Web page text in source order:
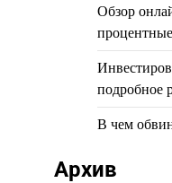
Обзор
подробное
В чем
Архив